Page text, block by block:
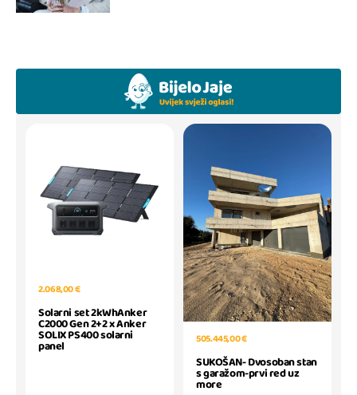
2.068,00 €
Solarni set 2kWhAnker
C2000 Gen 2+2 x Anker
SOLIX PS400 solarni
panel 505.445,00 €
SUKOŠAN- Dvosoban stan
s garažom-prvi red uz
more